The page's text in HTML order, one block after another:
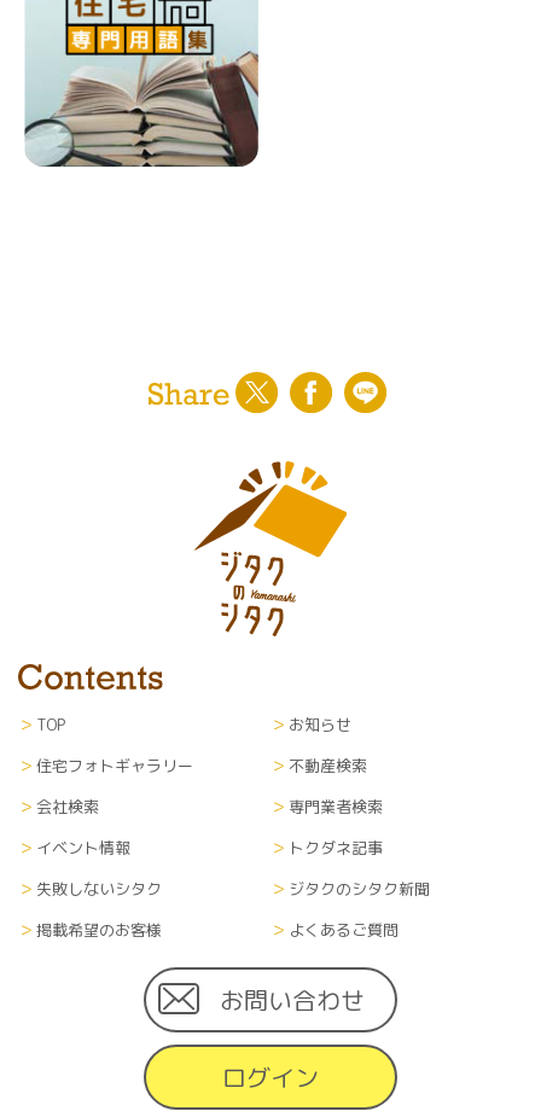
TOP
お知らせ
住宅フォトギャラリー
不動産検索
会社検索
専門業者検索
イベント情報
トクダネ記事
失敗しないシタク
ジタクのシタク新聞
掲載希望のお客様
よくあるご質問
お問い合わせ
ログイン